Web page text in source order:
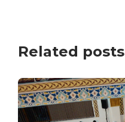
Related posts